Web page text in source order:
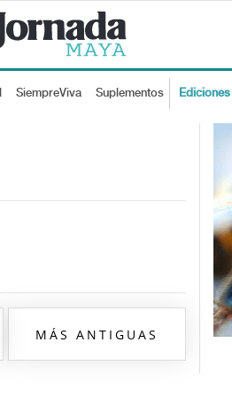
SiempreViva Suplementos
MÁS ANTIGUAS